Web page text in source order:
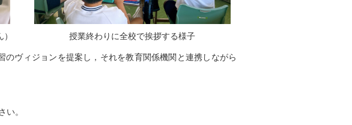
授業終わりに全校で挨拶する様子
ヴィジョンを提案し，それを教育関係機関と連携しながら
い。